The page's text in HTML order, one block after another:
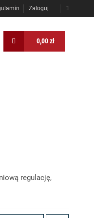
Zaloguj
0,00 zł
regulację,